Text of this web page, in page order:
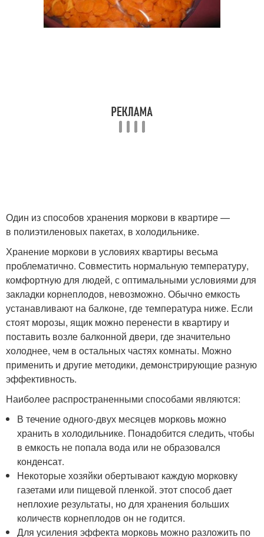
Один из способов хранения моркови в квартире —
в полиэтиленовых пакетах, в холодильнике.
Хранение моркови в условиях квартиры весьма
проблематично. Совместить нормальную температуру,
комфортную для людей, с оптимальными условиями для
закладки корнеплодов, невозможно. Обычно емкость
устанавливают на балконе, где температура ниже. Если
стоят морозы, ящик можно перенести в квартиру и
поставить возле балконной двери, где значительно
холоднее, чем в остальных частях комнаты. Можно
применить и другие методики, демонстрирующие разную
эффективность.
Наиболее распространенными способами являются:
В течение одного-двух месяцев морковь можно
хранить в холодильнике. Понадобится следить, чтобы
в емкость не попала вода или не образовался
конденсат.
Некоторые хозяйки обертывают каждую морковку
газетами или пищевой пленкой. этот способ дает
неплохие результаты, но для хранения больших
количеств корнеплодов он не годится.
Для усиления эффекта морковь можно разложить по